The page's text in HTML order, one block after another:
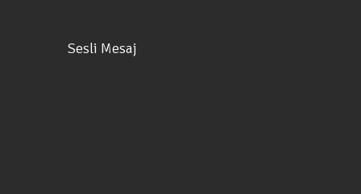
Sesli Mesaj